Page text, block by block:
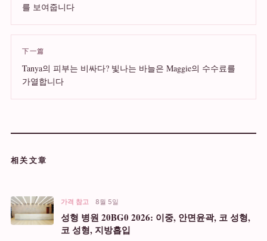
를 보여줍니다
下一篇
Tanya의 피부는 비싸다? 빛나는 바늘은 Maggie의 수수료를
가열합니다
相关文章
가격 참고 8월 5일
성형 병원 20BG0 2026: 이중, 안면윤곽, 코 성형,
코 성형, 지방흡입